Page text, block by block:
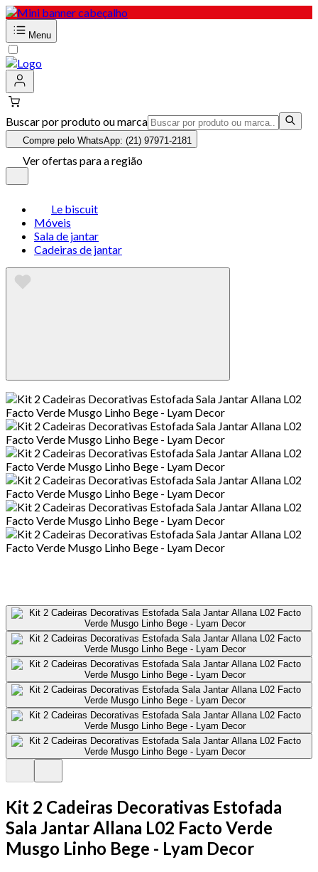
Menu
Buscar por produto ou marca
Compre pelo WhatsApp: (21) 97971-2181
Ver ofertas para a região
Le biscuit
Móveis
Sala de jantar
Cadeiras de jantar
Kit 2 Cadeiras Decorativas Estofada
Sala Jantar Allana L02 Facto Verde
Musgo Linho Bege - Lyam Decor